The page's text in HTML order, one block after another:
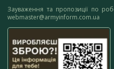
Зауваження та пропозиції по
webmaster@armyinform.com.ua